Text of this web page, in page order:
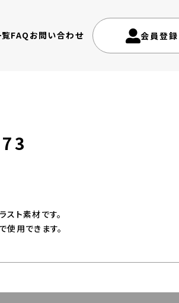
FAQ お問い合わせ 会員登録
ト素材です。
用できます。